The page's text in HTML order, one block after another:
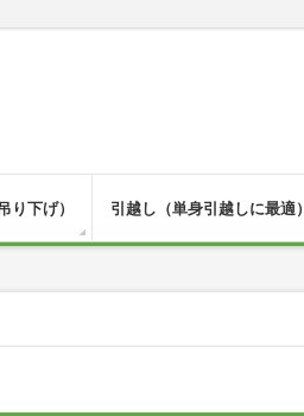
り下げ） 引越し（単身引越しに最適）